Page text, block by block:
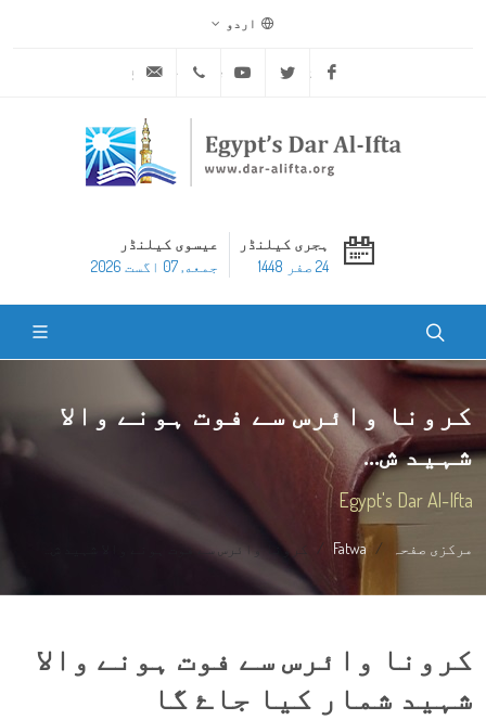
اردو
Facebook
Twitter
Youtube
ہجری کیلنڈر
24 صفر 1448
عیسوی کیلنڈر
جمعه, 07 اگست 2026
کرونا وائرس سے فوت ہونے والا
شہید ش...
Egypt's Dar Al-Ifta
مرکزی صفحہ Fatwa کرونا وائرس سے فوت ہونے والا شہید ش...
کرونا وائرس سے فوت ہونے والا
شہید شمار کیا جاۓ گا